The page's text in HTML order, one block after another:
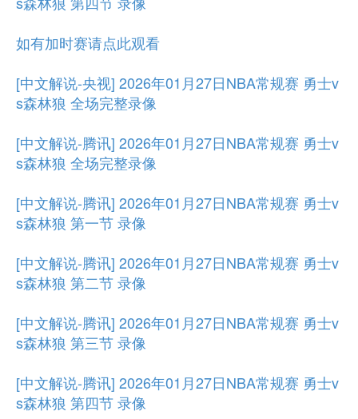
如有加时赛请点此观看
[中文解说-央视] 2026年01月27日NBA常规赛 勇士v
s森林狼 全场完整录像
[中文解说-腾讯] 2026年01月27日NBA常规赛 勇士v
s森林狼 全场完整录像
[中文解说-腾讯] 2026年01月27日NBA常规赛 勇士v
s森林狼 第一节 录像
[中文解说-腾讯] 2026年01月27日NBA常规赛 勇士v
s森林狼 第二节 录像
[中文解说-腾讯] 2026年01月27日NBA常规赛 勇士v
s森林狼 第三节 录像
[中文解说-腾讯] 2026年01月27日NBA常规赛 勇士v
s森林狼 第四节 录像